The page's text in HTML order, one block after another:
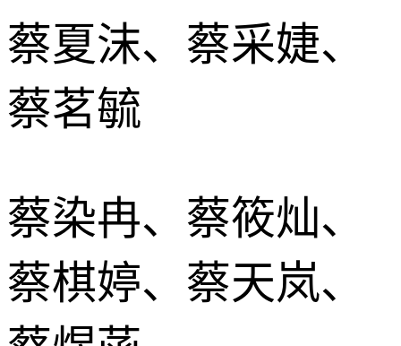
蔡夏沫、蔡采婕、
蔡茗毓
蔡染冉、蔡筱灿、
蔡棋婷、蔡天岚、